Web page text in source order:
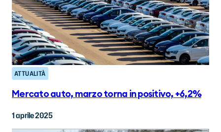
ATTUALITÀ
Mercato auto, marzo torna in positivo, +6,2%
1 aprile 2025